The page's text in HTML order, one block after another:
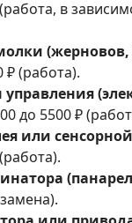
в
(жерновов,
₽ (работа).
до 5500 ₽
или